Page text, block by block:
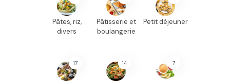
Pâtes, riz,
divers
Pâtisserie et
boulangerie
Petit déjeuner
17 14 7